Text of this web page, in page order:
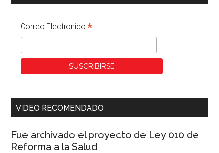
Correo Electronico*
VIDEO RECOMENDADO
Fue archivado el proyecto de Ley 010 de
Reforma a la Salud